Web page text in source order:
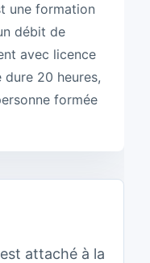
une formation
débit de
avec licence
20 heures,
formée
attaché à la